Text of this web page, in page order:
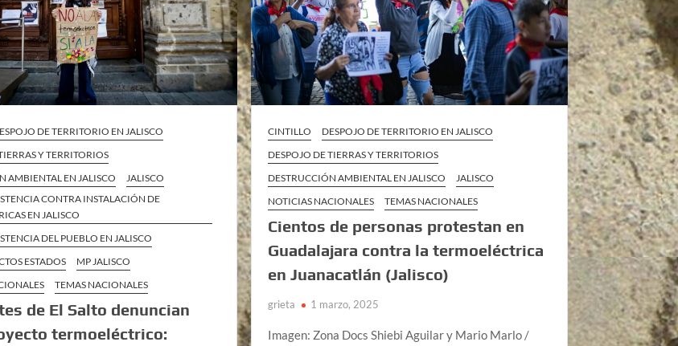
DE TERRITORIO EN JALISCO
Y TERRITORIOS
AMBIENTAL EN JALISCO
JALISCO
CONTRA INSTALACIÓN DE
EN JALISCO
DEL PUEBLO EN JALISCO
ESTADOS
MP JALISCO
TEMAS NACIONALES
de El Salto denuncian
termoeléctrico:
CINTILLO
DESPOJO DE TERRITORIO EN JALISCO
DESPOJO DE TIERRAS Y TERRITORIOS
DESTRUCCIÓN AMBIENTAL EN JALISCO
JALISCO
NOTICIAS NACIONALES
TEMAS NACIONALES
Cientos de personas protestan en
Guadalajara contra la termoeléctrica
en Juanacatlán (Jalisco)
grieta 1 marzo, 2025
Imagen: Zona Docs Shiebi Aguilar y Mario Marlo /